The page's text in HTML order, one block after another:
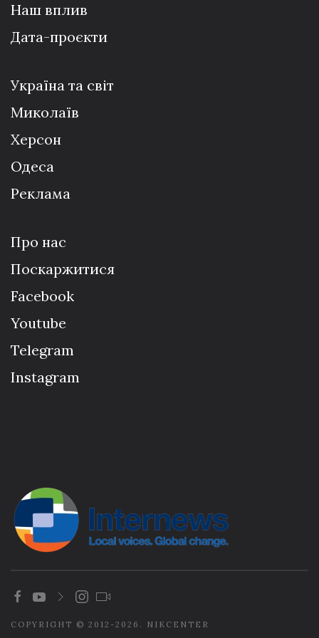
Наш вплив
Дата-проєкти
Україна та світ
Миколаїв
Херсон
Одеса
Реклама
Про нас
Поскаржитися
Facebook
Youtube
Telegram
Instagram
COPYRIGHT © 2012-2026. NIKCENTER